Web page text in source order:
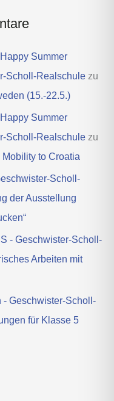
Summer
Scholl-Realschulezu
(15.-22.5.)
Summer
Scholl-Realschulezu
to Croatia
Scholl-
der Ausstellung
- Geschwister-Scholl-
Arbeiten mit
- Geschwister-Scholl-
für Klasse 5